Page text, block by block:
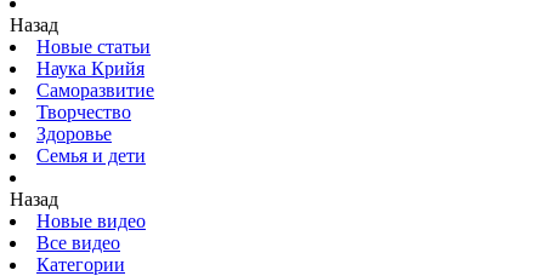
Назад
Новые статьи
Наука Крийя
Саморазвитие
Творчество
Здоровье
Семья и дети
Назад
Новые видео
Все видео
Категории